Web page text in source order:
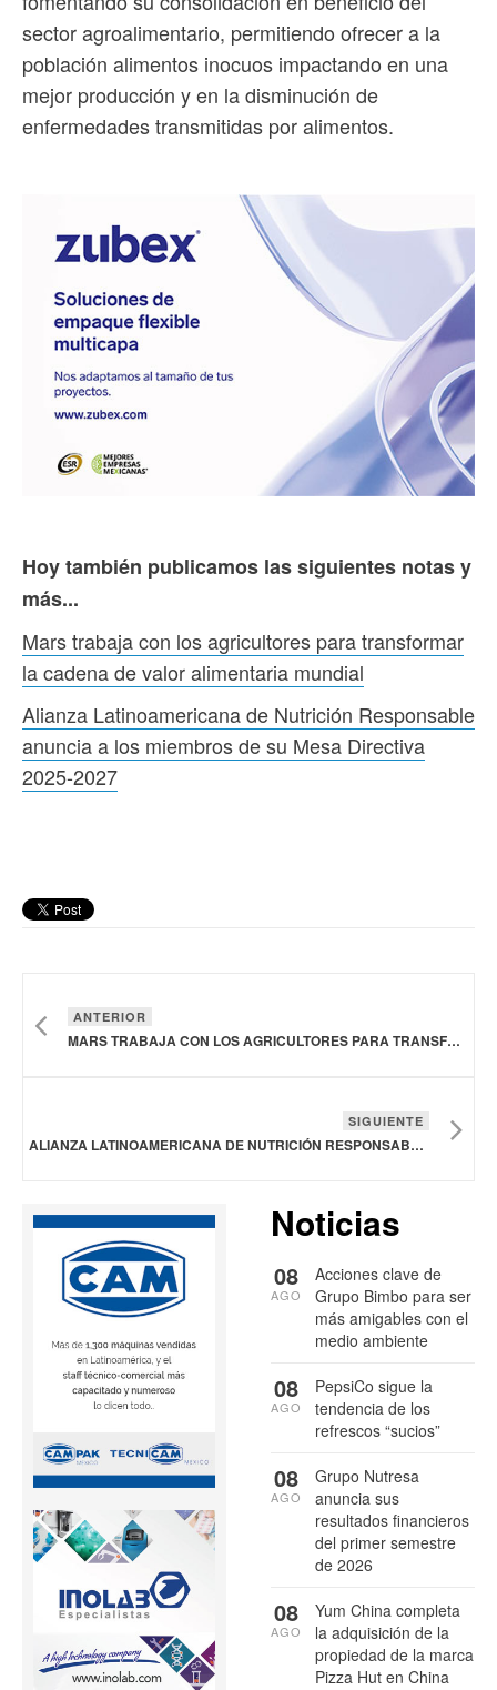
sector agroalimentario, permitiendo ofrecer a la
población alimentos inocuos impactando en una
mejor producción y en la disminución de
enfermedades transmitidas por alimentos.
Hoy también publicamos las siguientes notas y
más...
Mars trabaja con los agricultores para transformar
la cadena de valor alimentaria mundial
Alianza Latinoamericana de Nutrición Responsable
anuncia a los miembros de su Mesa Directiva
2025-2027
ANTERIOR
MARS TRABAJA CON LOS AGRICULTORES PARA TRANSFORMAR LA CADENA DE VALOR ALIMENTARIA MUNDIAL
SIGUIENTE
ALIANZA LATINOAMERICANA DE NUTRICIÓN RESPONSABLE ANUNCIA A LOS MIEMBROS DE SU MESA DIRECTIVA 2025-2027
Noticias
Acciones clave de
Grupo Bimbo para ser
más amigables con el
medio ambiente
08
AGO
PepsiCo sigue la
tendencia de los
refrescos “sucios”
08
AGO
Grupo Nutresa
anuncia sus
resultados financieros
del primer semestre
de 2026
08
AGO
Yum China completa
la adquisición de la
propiedad de la marca
Pizza Hut en China
08
AGO